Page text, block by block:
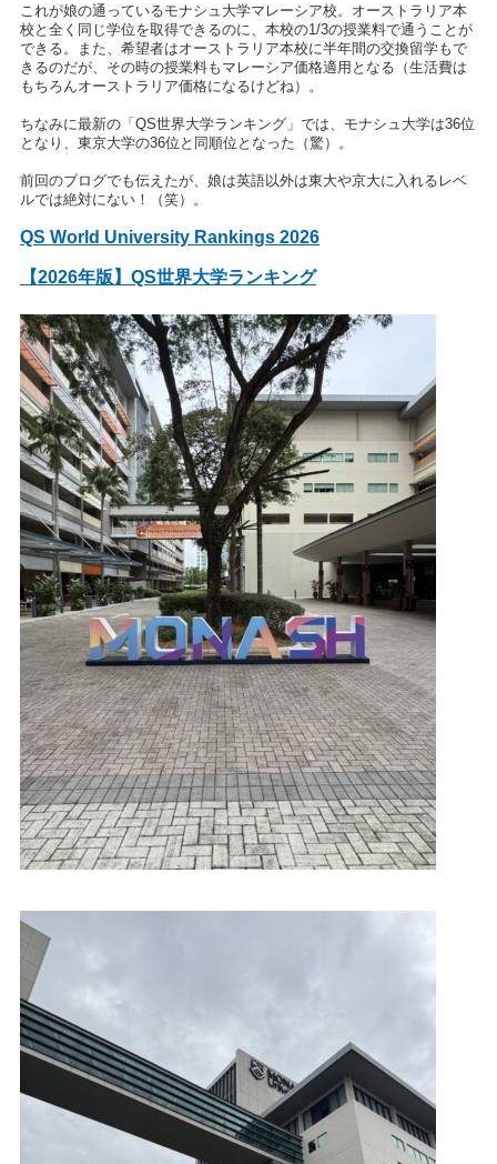
これが娘の通っているモナシュ大学マレーシア校。オーストラリア本
校と全く同じ学位を取得できるのに、本校の1/3の授業料で通うことが
できる。また、希望者はオーストラリア本校に半年間の交換留学もで
きるのだが、その時の授業料もマレーシア価格適用となる（生活費は
もちろんオーストラリア価格になるけどね）。
ちなみに最新の「QS世界大学ランキング」では、モナシュ大学は36位
となり、東京大学の36位と同順位となった（驚）。
前回のブログでも伝えたが、娘は英語以外は東大や京大に入れるレベ
ルでは絶対にない！（笑）。
QS World University Rankings 2026
【2026年版】QS世界大学ランキング